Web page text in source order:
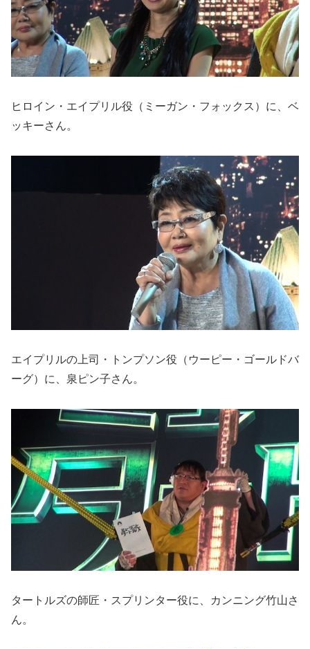
ヒロイン・エイプリル役（ミーガン・フォックス）に、ベ
ッキーさん。
エイプリルの上司・トンプソン役（ウーピー・ゴールドバ
ーグ）に、泉ピン子さん。
タートルズの師匠・スプリンター役に、カンニング竹山さ
ん。